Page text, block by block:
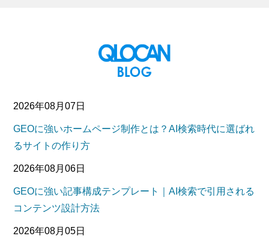
2026年08月07日
GEOに強いホームページ制作とは？AI検索時代に選ばれ
るサイトの作り方
2026年08月06日
GEOに強い記事構成テンプレート｜AI検索で引用される
コンテンツ設計方法
2026年08月05日